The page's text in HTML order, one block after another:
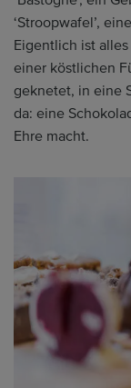
‘Stroopwafel’,
Eigentlich ist
einer köstlichen
geknetet, in eine
da: eine
Ehre macht.